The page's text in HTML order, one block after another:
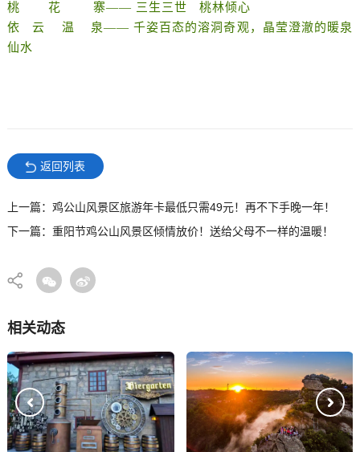
桃 花 寨—— 三生三世 桃林倾心
依 云 温 泉—— 千姿百态的溶洞奇观，晶莹澄澈的暖泉
仙水
返回列表
上一篇：鸡公山风景区旅游年卡最低只需49元！再不下手晚一年！
下一篇：重阳节鸡公山风景区倾情放价！送给父母不一样的温暖！
相关动态